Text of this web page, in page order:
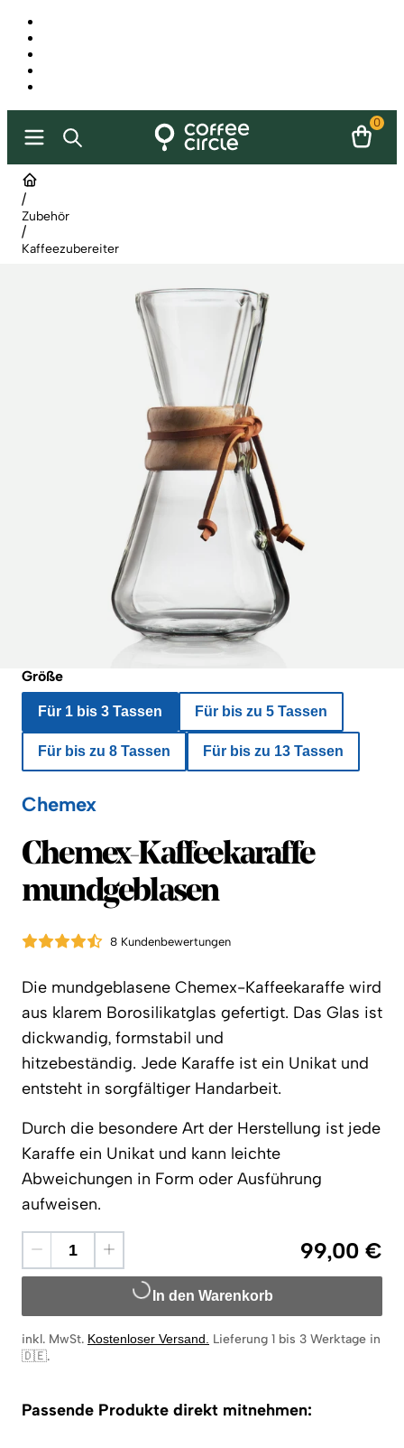
0
/
Zubehör
/
Kaffeezubereiter
Größe
Für 1 bis 3 Tassen Für bis zu 5 Tassen
Für bis zu 8 Tassen Für bis zu 13 Tassen
Chemex
Chemex
Chemex-Kaffeekaraffe
mundgeblasen
8 Kundenbewertungen
Die mundgeblasene Chemex-Kaffeekaraffe wird
aus klarem Borosilikatglas gefertigt. Das Glas ist
dickwandig, formstabil und
hitzebeständig. Jede Karaffe ist ein Unikat und
entsteht in sorgfältiger Handarbeit.
Durch die besondere Art der Herstellung ist jede
Karaffe ein Unikat und kann leichte
Abweichungen in Form oder Ausführung
aufweisen.
99,00 €
In den Warenkorb
inkl. MwSt. Kostenloser Versand. Lieferung 1 bis 3 Werktage in
🇩🇪.
Passende Produkte direkt mitnehmen: